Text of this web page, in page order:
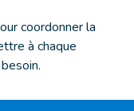
coordonner la
à chaque